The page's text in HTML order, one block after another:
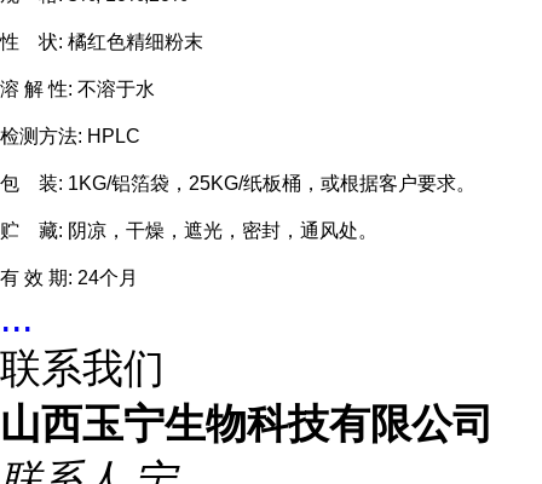
性 状: 橘红色精细粉末
溶 解 性: 不溶于水
检测方法: HPLC
包 装: 1KG/铝箔袋，25KG/纸板桶，或根据客户要求。
贮 藏: 阴凉，干燥，遮光，密封，通风处。
有 效 期: 24个月
...
联系我们
山西玉宁生物科技有限公司